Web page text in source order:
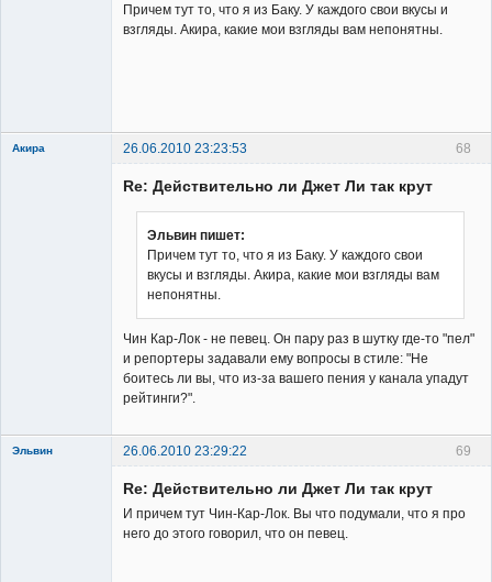
Причем тут то, что я из Баку. У каждого свои вкусы и
взгляды. Акира, какие мои взгляды вам непонятны.
68
Акира 26.06.2010 23:23:53
Re: Действительно ли Джет Ли так крут
Эльвин пишет:
Причем тут то, что я из Баку. У каждого свои
вкусы и взгляды. Акира, какие мои взгляды вам
непонятны.
Чин Кар-Лок - не певец. Он пару раз в шутку где-то "пел"
и репортеры задавали ему вопросы в стиле: "Не
боитесь ли вы, что из-за вашего пения у канала упадут
рейтинги?".
69
Эльвин 26.06.2010 23:29:22
Re: Действительно ли Джет Ли так крут
И причем тут Чин-Кар-Лок. Вы что подумали, что я про
него до этого говорил, что он певец.